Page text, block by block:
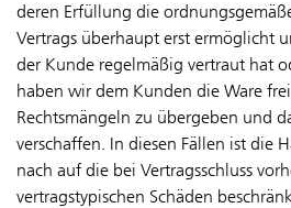
deren Erfüllung die
Vertrags überhaupt erst ermöglicht
der Kunde regelmäßig vertraut hat
haben wir dem Kunden die Ware
Rechtsmängeln zu übergeben und
verschaffen. In diesen Fällen ist die
nach auf die bei Vertragsschluss
vertragstypischen Schäden